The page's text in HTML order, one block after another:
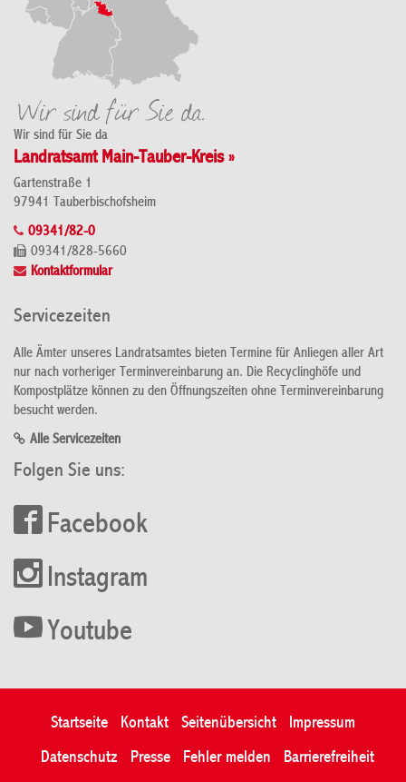
Wir sind für Sie da
Landratsamt Main-Tauber-Kreis »
Gartenstraße 1
97941 Tauberbischofsheim
09341/82-0
09341/828-5660
Kontaktformular
Servicezeiten
Alle Ämter unseres Landratsamtes bieten Termine für Anliegen aller Art
nur nach vorheriger Terminvereinbarung an. Die Recyclinghöfe und
Kompostplätze können zu den Öffnungszeiten ohne Terminvereinbarung
besucht werden.
Alle Servicezeiten
Folgen Sie uns:
Facebook
Instagram
Youtube
Startseite Kontakt Seitenübersicht
Impressum
Datenschutz
Presse Fehler melden Barrierefreiheit